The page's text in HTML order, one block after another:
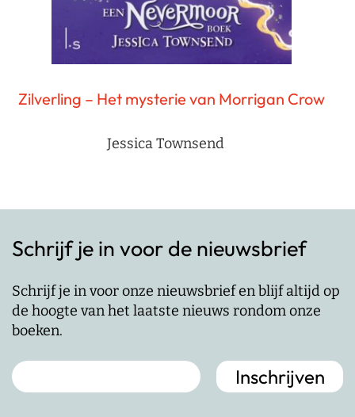
Zilverling – Het mysterie van Morrigan Crow
Jessica Townsend
Schrijf je in voor de nieuwsbrief
Schrijf je in voor onze nieuwsbrief en blijf altijd op
de hoogte van het laatste nieuws rondom onze
boeken.